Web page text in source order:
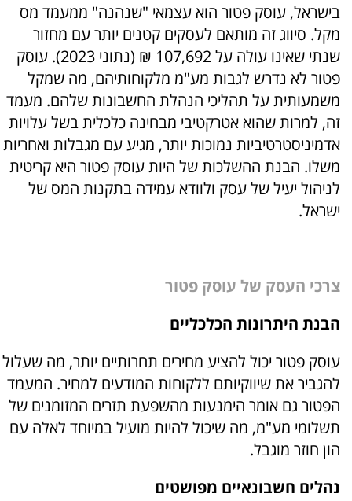
בישראל, עוסק פטור הוא עצמאי "שנהנה" ממעמד מס
מקל. סיווג זה מותאם לעסקים קטנים יותר עם מחזור
שנתי שאינו עולה על 107,692 ₪ (נתוני 2023). עוסק
פטור לא נדרש לגבות מע"מ מלקוחותיהם, מה שמקל
משמעותית על תהליכי הנהלת החשבונות שלהם. מעמד
זה, למרות שהוא אטרקטיבי מבחינה כלכלית בשל עלויות
אדמיניסטרטיביות נמוכות יותר, מגיע עם מגבלות ואחריות
משלו. הבנת ההשלכות של היות עוסק פטור היא קריטית
לניהול יעיל של עסק ולוודא עמידה בתקנות המס של
ישראל.
צרכי העסק של עוסק פטור
הבנת היתרונות הכלכליים
עוסק פטור יכול להציע מחירים תחרותיים יותר, מה שעלול
להגביר את שיווקיותם ללקוחות המודעים למחיר. המעמד
הפטור גם אומר הימנעות מהשפעת תזרים המזומנים של
תשלומי מע"מ, מה שיכול להיות מועיל במיוחד לאלה עם
הון חוזר מוגבל.
נהלים חשבונאיים מפושטים